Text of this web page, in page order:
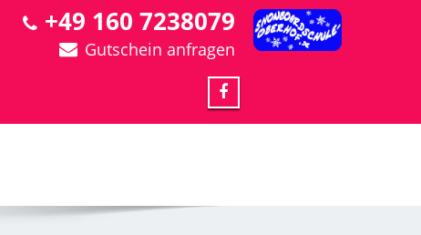
+49 160 7238079
Gutschein anfragen